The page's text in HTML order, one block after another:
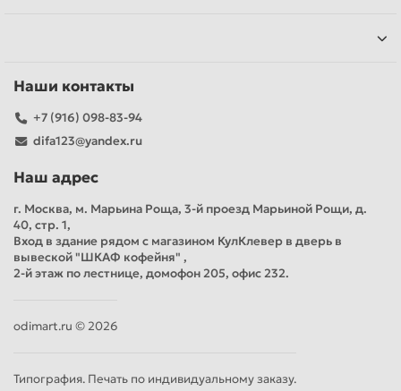
Наши контакты
+7 (916) 098-83-94
difa123@yandex.ru
Наш адрес
г. Москва, м. Марьина Роща, 3-й проезд Марьиной Рощи, д.
40, стр. 1,
Вход в здание рядом с магазином КулКлевер в дверь в
вывеской "ШКАФ кофейня" ,
2-й этаж по лестнице, домофон 205, офис 232.
odimart.ru © 2026
Типография. Печать по индивидуальному заказу.